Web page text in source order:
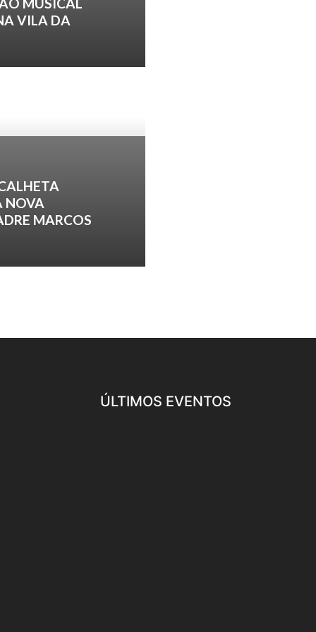
VILA DA
NOVA
MARCOS
ÚLTIMOS EVENTOS